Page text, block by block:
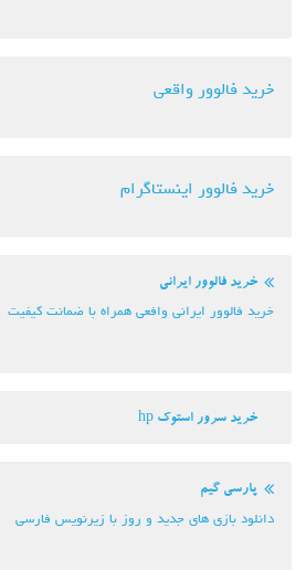
خرید فالوور واقعی
خرید فالوور اینستاگرام
خرید فالوور ایرانی
خرید فالوور ایرانی وافعی همراه با ضمانت کیفیت
خرید سرور استوک hp
پارسی گیم
دانلود بازی های جدید و روز با زیرنویس فارسی